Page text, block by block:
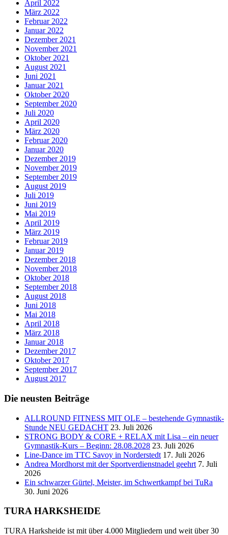
April 2022
März 2022
Februar 2022
Januar 2022
Dezember 2021
November 2021
Oktober 2021
August 2021
Juni 2021
Januar 2021
Oktober 2020
September 2020
Juli 2020
April 2020
März 2020
Februar 2020
Januar 2020
Dezember 2019
November 2019
September 2019
August 2019
Juli 2019
Juni 2019
Mai 2019
April 2019
März 2019
Februar 2019
Januar 2019
Dezember 2018
November 2018
Oktober 2018
September 2018
August 2018
Juni 2018
Mai 2018
April 2018
März 2018
Januar 2018
Dezember 2017
Oktober 2017
September 2017
August 2017
Die neusten Beiträge
ALLROUND FITNESS MIT OLE – bestehende Gymnastik-
Stunde NEU GEDACHT 23. Juli 2026
STRONG BODY & CORE + RELAX mit Lisa – ein neuer
Gymnastik-Kurs – Beginn: 28.08.2028 23. Juli 2026
Line-Dance im TTC Savoy in Norderstedt 17. Juli 2026
Andrea Mordhorst mit der Sportverdienstnadel geehrt 7. Juli
2026
Ein schwarzer Gürtel, Meister, im Schwertkampf bei TuRa
30. Juni 2026
TURA HARKSHEIDE
TURA Harksheide ist mit über 4.000 Mitgliedern und weit über 30